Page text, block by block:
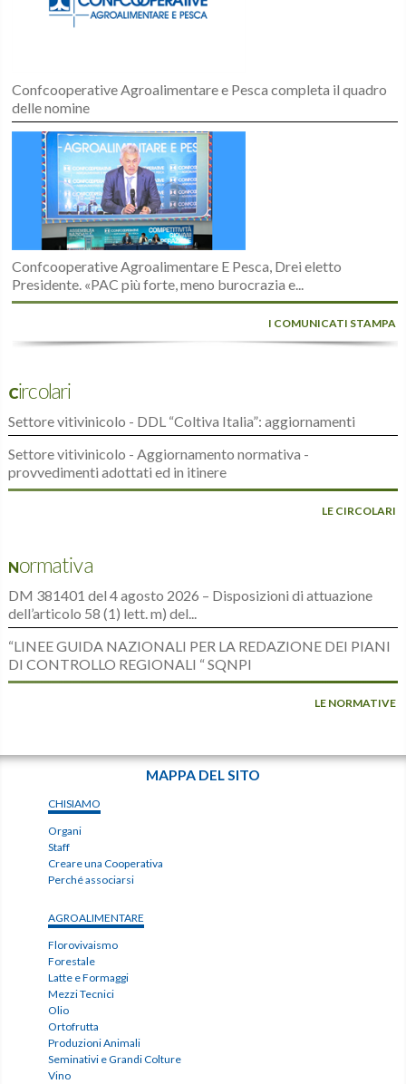
Confcooperative Agroalimentare e Pesca completa il quadro
delle nomine
Confcooperative Agroalimentare E Pesca, Drei eletto
Presidente. «PAC più forte, meno burocrazia e...
I COMUNICATI STAMPA
Circolari
Settore vitivinicolo - DDL “Coltiva Italia”: aggiornamenti
Settore vitivinicolo - Aggiornamento normativa -
provvedimenti adottati ed in itinere
LE CIRCOLARI
Normativa
DM 381401 del 4 agosto 2026 – Disposizioni di attuazione
dell’articolo 58 (1) lett. m) del...
“LINEE GUIDA NAZIONALI PER LA REDAZIONE DEI PIANI
DI CONTROLLO REGIONALI “ SQNPI
LE NORMATIVE
MAPPA DEL SITO
CHISIAMO
Organi
Staff
Creare una Cooperativa
Perché associarsi
AGROALIMENTARE
Florovivaismo
Forestale
Latte e Formaggi
Mezzi Tecnici
Olio
Ortofrutta
Produzioni Animali
Seminativi e Grandi Colture
Vino